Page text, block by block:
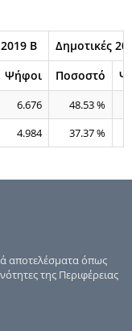
Β
Δημοτικές
Ψήφοι Ποσοστό
6.676 48.53 %
4.984 37.37 %
αποτελέσματα όπως
της Περιφέρειας